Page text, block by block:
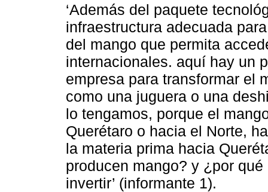
‘Además del paquete
infraestructura adecuada
del mango que permita
internacionales. aquí hay un
empresa para transformar el
como una juguera o una
lo tengamos, porque el
Querétaro o hacia el Norte,
la materia prima hacia
producen mango? y ¿por
invertir’ (informante 1).